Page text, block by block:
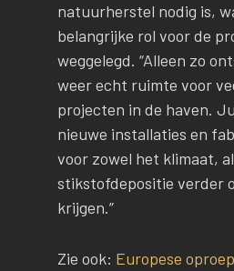
natuurherstel nodig is,
belangrijke rol voor de
weggelegd. “Alleen zo
weer echt ruimte voor
projecten in de haven.
nieuwe installaties en
voor zowel het klimaat,
stikstofdepositie verder
krijgen.”
Zie ook: Europese